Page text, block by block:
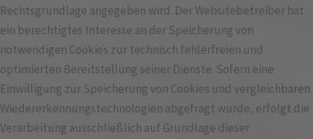
Rechtsgrundlage angegeben wird. Der Websitebetreiber hat
ein berechtigtes Interesse an der Speicherung von
notwendigen Cookies zur technisch fehlerfreien und
optimierten Bereitstellung seiner Dienste. Sofern eine
Einwilligung zur Speicherung von Cookies und vergleichbaren
Wiedererkennungstechnologien abgefragt wurde, erfolgt die
Verarbeitung ausschließlich auf Grundlage dieser